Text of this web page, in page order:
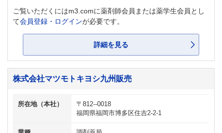
ご覧いただくにはm3.comに薬剤師会員または薬学生会員とし
て会員登録・ログインが必要です。
詳細を見る
株式会社マツモトキヨシ九州販売
所在地（本社）
〒812--0018
福岡県福岡市博多区住吉2-2-1